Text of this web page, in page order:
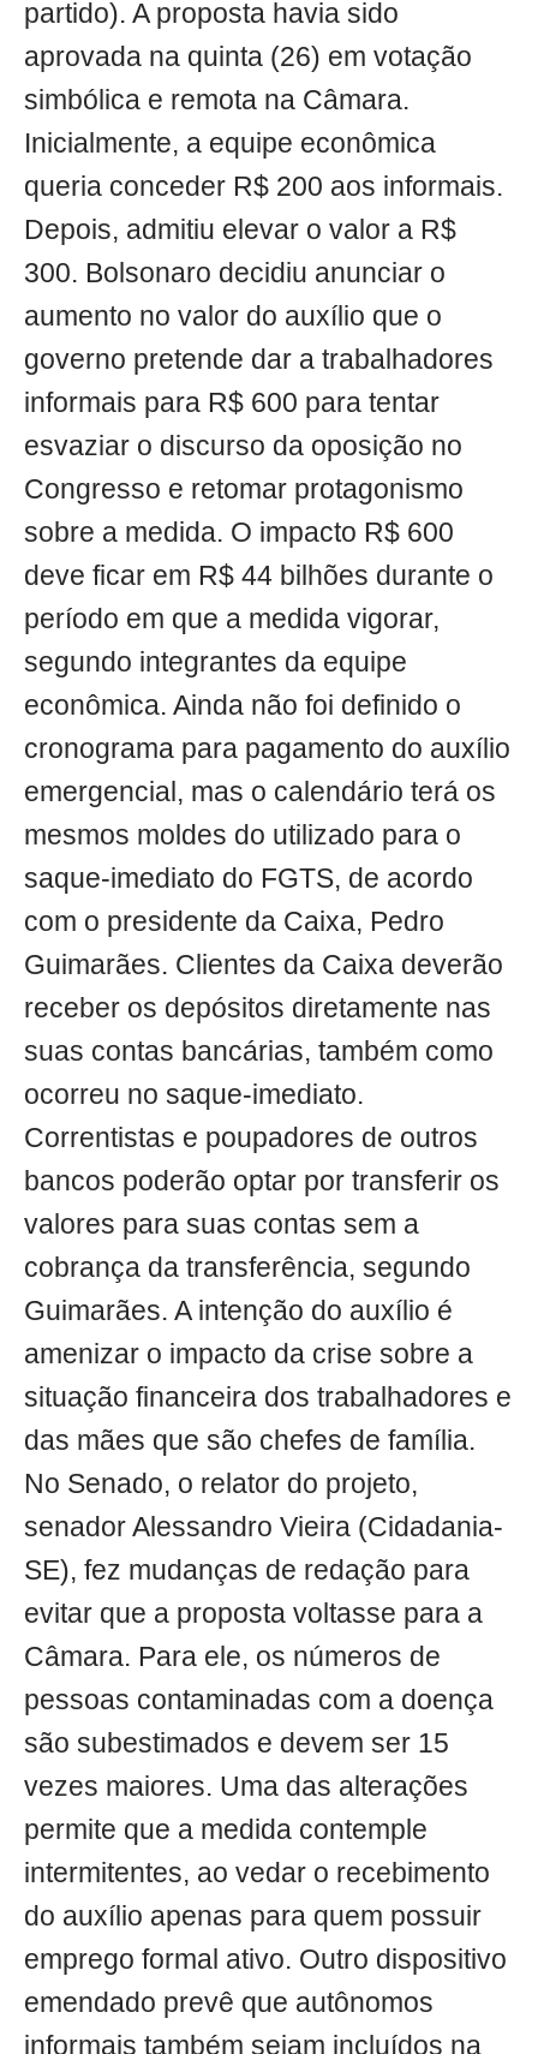
partido). A proposta havia sido
aprovada na quinta (26) em votação
simbólica e remota na Câmara.
Inicialmente, a equipe econômica
queria conceder R$ 200 aos informais.
Depois, admitiu elevar o valor a R$
300. Bolsonaro decidiu anunciar o
aumento no valor do auxílio que o
governo pretende dar a trabalhadores
informais para R$ 600 para tentar
esvaziar o discurso da oposição no
Congresso e retomar protagonismo
sobre a medida. O impacto R$ 600
deve ficar em R$ 44 bilhões durante o
período em que a medida vigorar,
segundo integrantes da equipe
econômica. Ainda não foi definido o
cronograma para pagamento do auxílio
emergencial, mas o calendário terá os
mesmos moldes do utilizado para o
saque-imediato do FGTS, de acordo
com o presidente da Caixa, Pedro
Guimarães. Clientes da Caixa deverão
receber os depósitos diretamente nas
suas contas bancárias, também como
ocorreu no saque-imediato.
Correntistas e poupadores de outros
bancos poderão optar por transferir os
valores para suas contas sem a
cobrança da transferência, segundo
Guimarães. A intenção do auxílio é
amenizar o impacto da crise sobre a
situação financeira dos trabalhadores e
das mães que são chefes de família.
No Senado, o relator do projeto,
senador Alessandro Vieira (Cidadania-
SE), fez mudanças de redação para
evitar que a proposta voltasse para a
Câmara. Para ele, os números de
pessoas contaminadas com a doença
são subestimados e devem ser 15
vezes maiores. Uma das alterações
permite que a medida contemple
intermitentes, ao vedar o recebimento
do auxílio apenas para quem possuir
emprego formal ativo. Outro dispositivo
emendado prevê que autônomos
informais também sejam incluídos na